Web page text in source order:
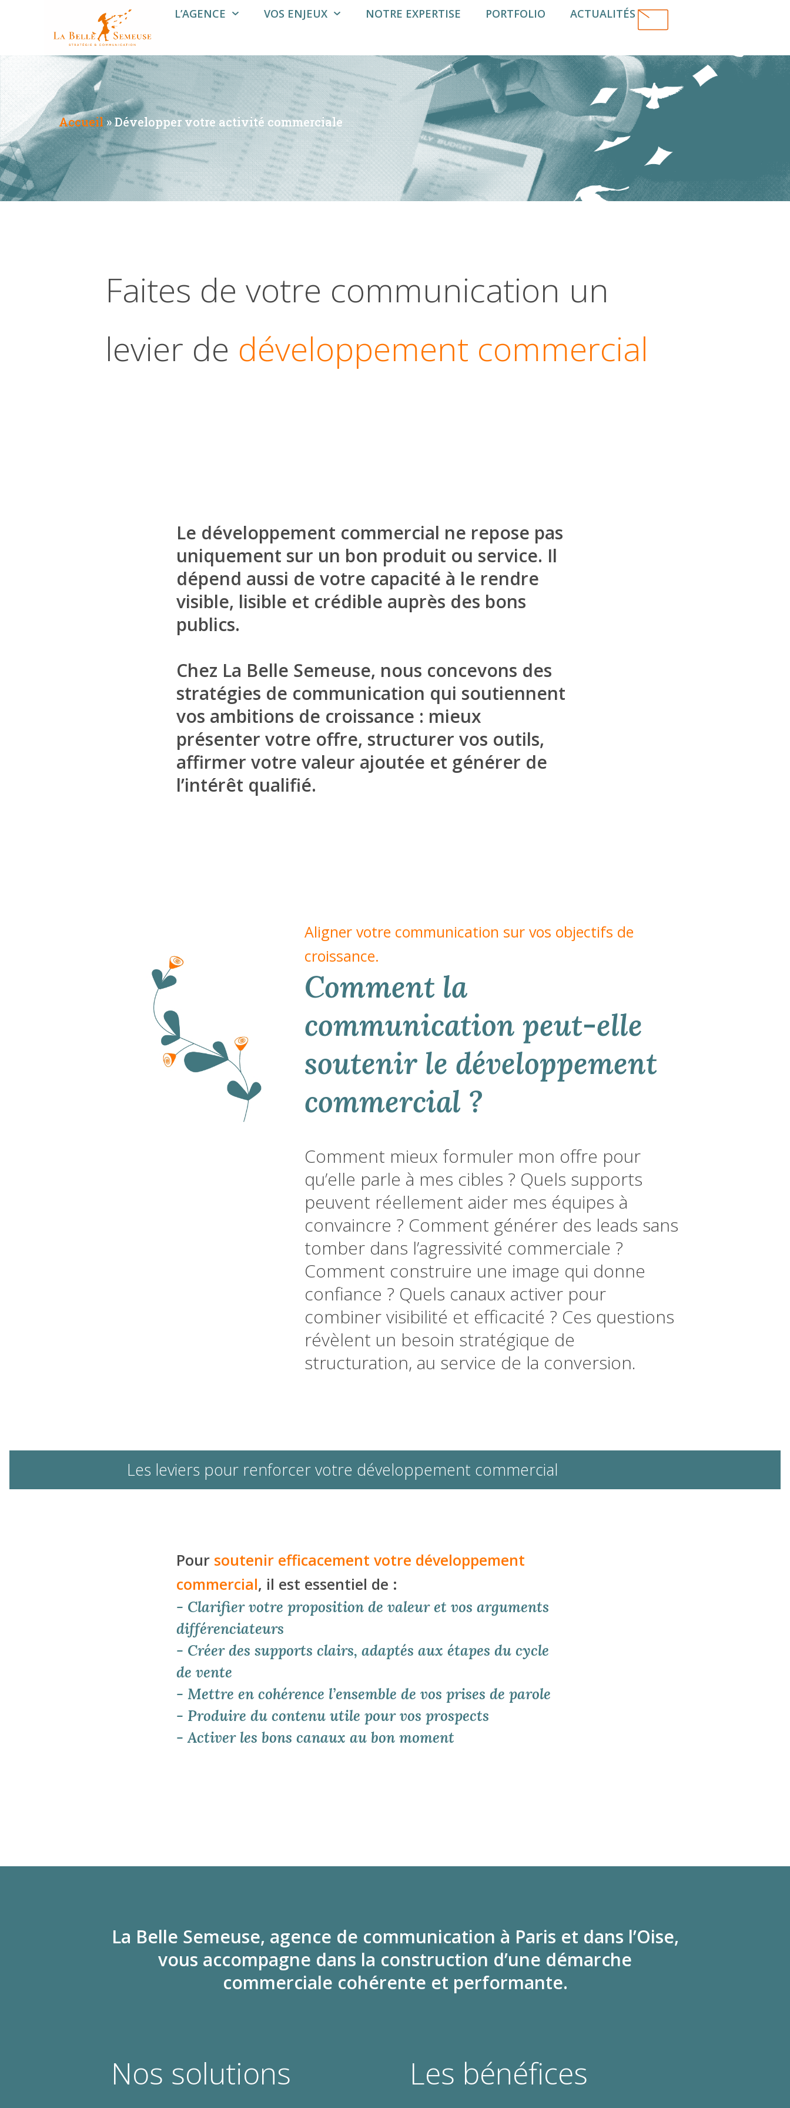
L’AGENCE VOS ENJEUX NOTRE EXPERTISE PORTFOLIO ACTUALITÉS
Accueil»Développer votre activité commerciale
Faites de votre communication un
levier de développement commercial
Le développement commercial ne repose pas
uniquement sur un bon produit ou service. Il
dépend aussi de votre capacité à le rendre
visible, lisible et crédible auprès des bons
publics.
Chez La Belle Semeuse, nous concevons des
stratégies de communication qui soutiennent
vos ambitions de croissance : mieux
présenter votre offre, structurer vos outils,
affirmer votre valeur ajoutée et générer de
l’intérêt qualifié.
Aligner votre communication sur vos objectifs de
croissance.
Comment la
communication peut-elle
soutenir le développement
commercial ?
Comment mieux formuler mon offre pour
qu’elle parle à mes cibles ? Quels supports
peuvent réellement aider mes équipes à
convaincre ? Comment générer des leads sans
tomber dans l’agressivité commerciale ?
Comment construire une image qui donne
confiance ? Quels canaux activer pour
combiner visibilité et efficacité ? Ces questions
révèlent un besoin stratégique de
structuration, au service de la conversion.
Les leviers pour renforcer votre développement commercial
Pour soutenir efficacement votre développement
commercial, il est essentiel de :
- Clarifier votre proposition de valeur et vos arguments
différenciateurs
- Créer des supports clairs, adaptés aux étapes du cycle
de vente
- Mettre en cohérence l’ensemble de vos prises de parole
- Produire du contenu utile pour vos prospects
- Activer les bons canaux au bon moment
La Belle Semeuse, agence de communication à Paris et dans l’Oise,
vous accompagne dans la construction d’une démarche
commerciale cohérente et performante.
Nos solutions Les bénéfices